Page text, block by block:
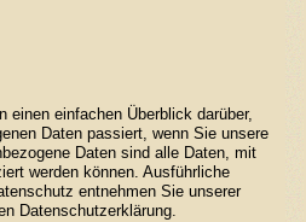
einen einfachen Überblick darüber,
Daten passiert, wenn Sie unsere
Daten sind alle Daten, mit
werden können. Ausführliche
entnehmen Sie unserer
Datenschutzerklärung.